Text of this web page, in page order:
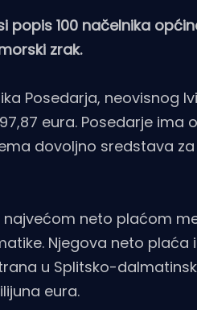
popis 100 načelnika
zrak.
Posedarja, neovisnog
eura. Posedarje
dovoljno sredstava za
najvećom neto plaćom
Njegova neto plaća
u Splitsko-
eura.